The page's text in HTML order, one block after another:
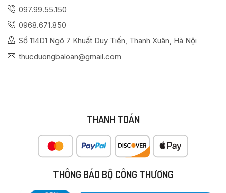
097.99.55.150
0968.671.850
Số 114D1 Ngõ 7 Khuất Duy Tiến, Thanh Xuân, Hà Nội
thucduongbaloan@gmail.com
THANH TOÁN
THÔNG BÁO BỘ CÔNG THƯƠNG